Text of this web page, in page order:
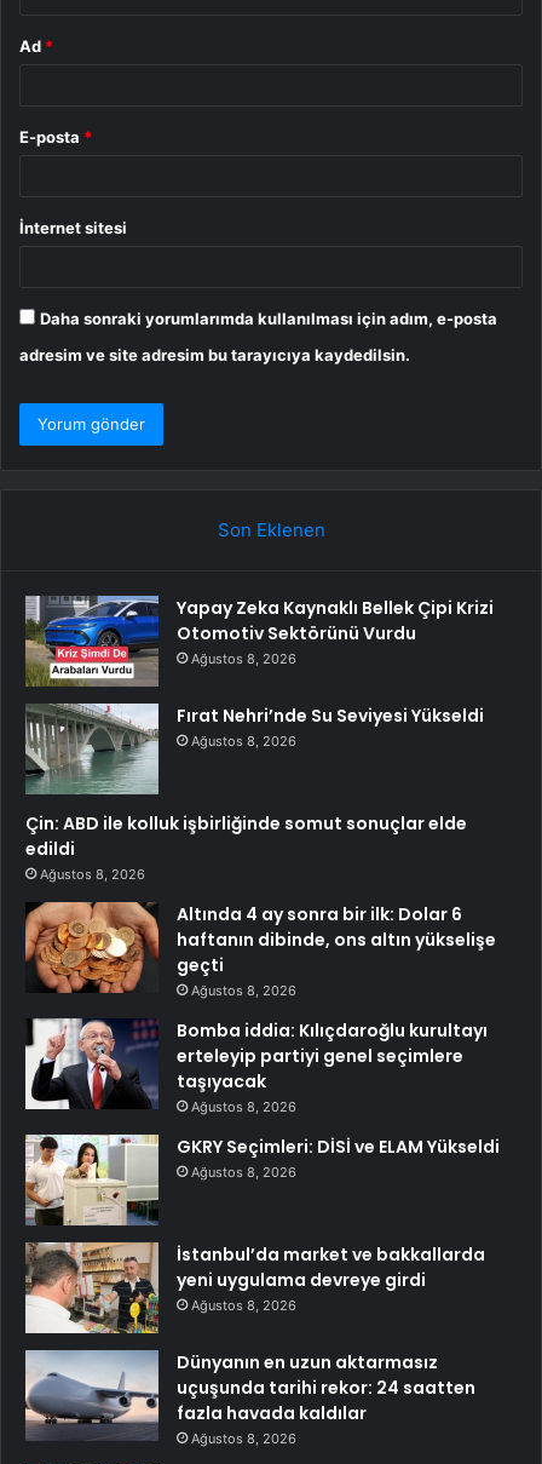
Ad *
E-posta *
İnternet sitesi
Daha sonraki yorumlarımda kullanılması için adım, e-posta
adresim ve site adresim bu tarayıcıya kaydedilsin.
Son Eklenen
Yapay Zeka Kaynaklı Bellek Çipi Krizi
Otomotiv Sektörünü Vurdu
Ağustos 8, 2026
Fırat Nehri’nde Su Seviyesi Yükseldi
Ağustos 8, 2026
Çin: ABD ile kolluk işbirliğinde somut sonuçlar elde
edildi
Ağustos 8, 2026
Altında 4 ay sonra bir ilk: Dolar 6
haftanın dibinde, ons altın yükselişe
geçti
Ağustos 8, 2026
Bomba iddia: Kılıçdaroğlu kurultayı
erteleyip partiyi genel seçimlere
taşıyacak
Ağustos 8, 2026
GKRY Seçimleri: DİSİ ve ELAM Yükseldi
Ağustos 8, 2026
İstanbul’da market ve bakkallarda
yeni uygulama devreye girdi
Ağustos 8, 2026
Dünyanın en uzun aktarmasız
uçuşunda tarihi rekor: 24 saatten
fazla havada kaldılar
Ağustos 8, 2026